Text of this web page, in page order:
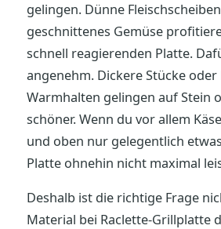
gelingen. Dünne
geschnittenes Gemüse
schnell reagierenden Platte.
angenehm. Dickere Stücke oder
Warmhalten gelingen auf Stein
schöner. Wenn du vor allem
und oben nur gelegentlich
Platte ohnehin nicht maximal
Deshalb ist die richtige Frage
Material bei Raclette-Grillplatte